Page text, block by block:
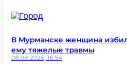
В Мурманске женщина
ему тяжелые травмы
08.08.2026, 16:54